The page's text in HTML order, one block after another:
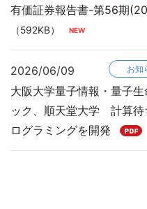
有価証券報告書-第56期
（592KB）
2026/06/09 お知
大阪大学量子情報・量子
ック、順天堂大学 計算待
ログラミングを開発